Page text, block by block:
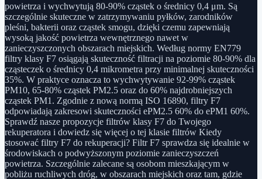
powietrza i wychwytują 80-90% cząstek o średnicy 0,4 μm. Są
szczególnie skuteczne w zatrzymywaniu pyłków, zarodników
pleśni, bakterii oraz cząstek smogu, dzięki czemu zapewniają
wysoką jakość powietrza wewnętrznego nawet w
zanieczyszczonych obszarach miejskich. Według normy EN779
filtry klasy F7 osiągają skuteczność filtracji na poziomie 80-90% dla
cząsteczek o średnicy 0,4 mikrometra przy minimalnej skuteczności
35%. W praktyce oznacza to wychwytywanie 92-99% cząstek
PM10, 65-80% cząstek PM2.5 oraz do 60% najdrobniejszych
cząstek PM1. Zgodnie z nową normą ISO 16890, filtry F7
odpowiadają zakresowi skuteczności ePM2.5 60% do ePM1 60%.
Sprawdź nasze propozycje filtrów klasy F7 do Twojego
rekuperatora i dowiedz się więcej o tej klasie filtrów Kiedy
stosować filtry F7 do rekuperacji? Filtr F7 sprawdza się idealnie w
środowiskach o podwyższonym poziomie zanieczyszczeń
powietrza. Szczególnie zalecane są osobom mieszkającym w
pobliżu ruchliwych dróg, w obszarach miejskich oraz tam, gdzie